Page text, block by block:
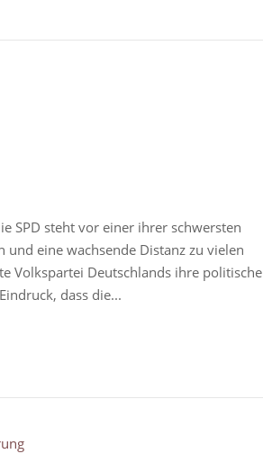
SPD steht vor einer ihrer schwersten
und eine wachsende Distanz zu vielen
Volkspartei Deutschlands ihre politische
dass die...